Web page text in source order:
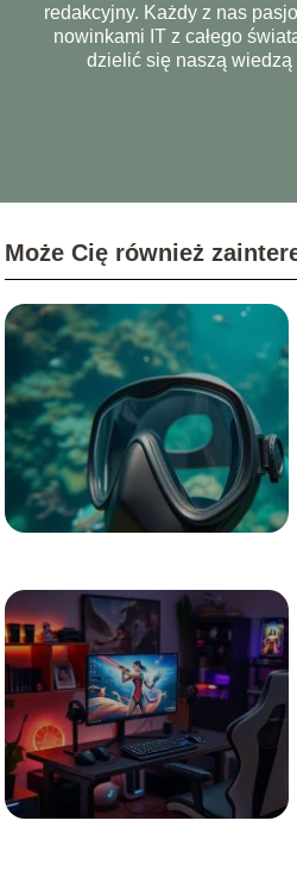
redakcyjny. Każdy z nas
nowinkami IT z całego
dzielić się naszą wiedzą
Może Cię również